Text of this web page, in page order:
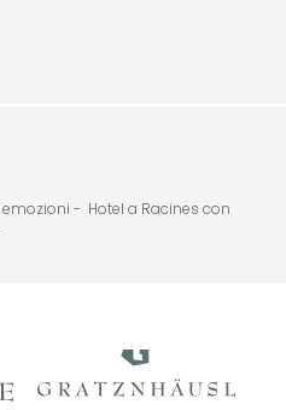
emozioni - Hotel a Racines con